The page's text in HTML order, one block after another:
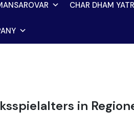
CHAR DHAM
in